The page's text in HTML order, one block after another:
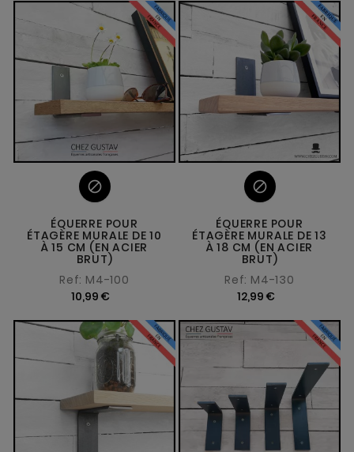

ÉQUERRE POUR
ÉTAGÈRE MURALE DE 10
À 15 CM (EN ACIER
BRUT)
Ref: M4-100
10,99 €

ÉQUERRE POUR
ÉTAGÈRE MURALE DE 13
À 18 CM (EN ACIER
BRUT)
Ref: M4-130
12,99 €